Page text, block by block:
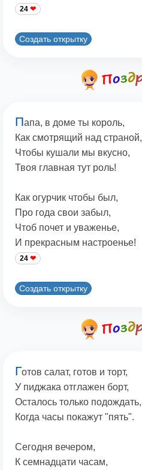
24
Создать открытку
Папа, в доме ты король,
Как смотрящий над страной,
Чтобы кушали мы вкусно,
Твоя главная тут роль!
Как огурчик чтобы был,
Про года свои забыл,
Чтоб почет и уваженье,
И прекрасным настроенье!
24
Создать открытку
Готов салат, готов и торт,
У пиджака отглажен борт,
Осталось только подождать,
Когда часы покажут "пять".
Сегодня вечером,
К семнадцати часам,